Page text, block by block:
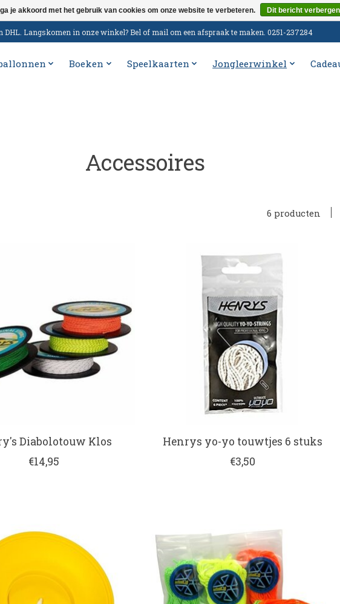
Langskomen in onze winkel? Bel of mail om een afspraak te maken. 0251-237284
Boeken Speelkaarten Jongleerwinkel
Accessoires
6 producten
Diabolotouw Klos
€14,95
Henrys yo-yo touwtjes 6 stuks
€3,50
je akkoord met het gebruik van cookies om onze website te verbeteren. Dit bericht verbergen